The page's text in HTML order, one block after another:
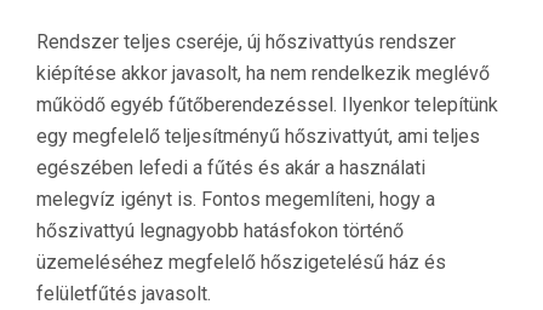
Rendszer teljes cseréje, új hőszivattyús rendszer
kiépítése akkor javasolt, ha nem rendelkezik meglévő
működő egyéb fűtőberendezéssel. Ilyenkor telepítünk
egy megfelelő teljesítményű hőszivattyút, ami teljes
egészében lefedi a fűtés és akár a használati
melegvíz igényt is. Fontos megemlíteni, hogy a
hőszivattyú legnagyobb hatásfokon történő
üzemeléséhez megfelelő hőszigetelésű ház és
felületfűtés javasolt.